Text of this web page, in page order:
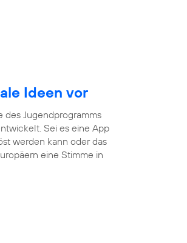
Ideen vor
Jugendprogramms
Sei es eine App
werden kann oder das
eine Stimme in